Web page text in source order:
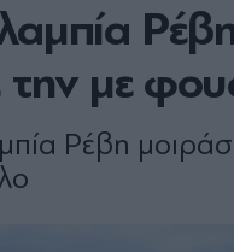
την με
Ρέβη